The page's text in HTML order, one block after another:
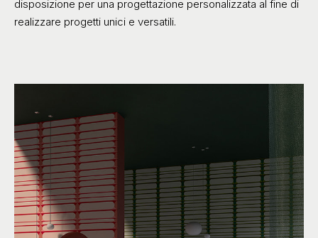
disposizione per una progettazione personalizzata al fine di
realizzare progetti unici e versatili.